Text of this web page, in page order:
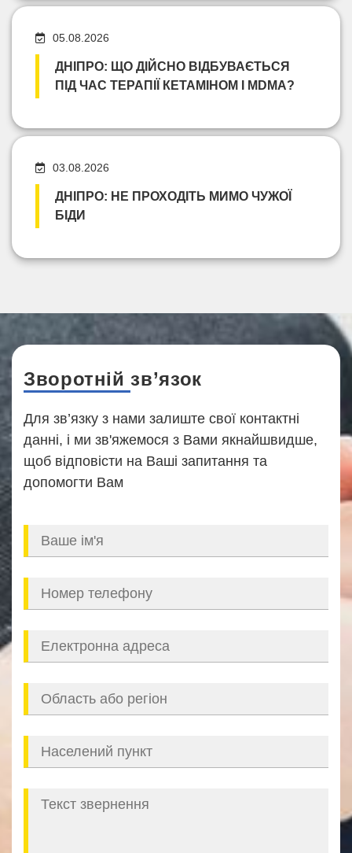
05.08.2026
ДНІПРО: ЩО ДІЙСНО ВІДБУВАЄТЬСЯ
ПІД ЧАС ТЕРАПІЇ КЕТАМІНОМ І MDMA?
03.08.2026
ДНІПРО: НЕ ПРОХОДІТЬ МИМО ЧУЖОЇ
БІДИ
Зворотній зв’язок
Для зв’язку з нами залиште свої контактні
данні, і ми зв'яжемося з Вами якнайшвидше,
щоб відповісти на Ваші запитання та
допомогти Вам